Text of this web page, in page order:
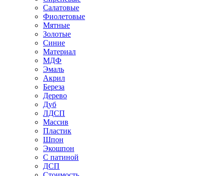
Салатовые
Фиолетовые
Мятные
Золотые
Синие
Материал
МДФ
Эмаль
Акрил
Береза
Дерево
Дуб
ЛДСП
Массив
Пластик
Шпон
Экошпон
С патиной
ДСП